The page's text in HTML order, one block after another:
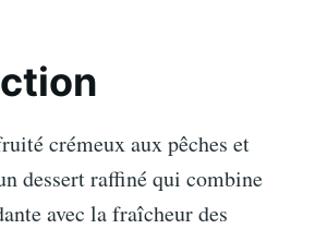
crémeux aux pêches et
dessert raffiné qui combine
avec la fraîcheur des